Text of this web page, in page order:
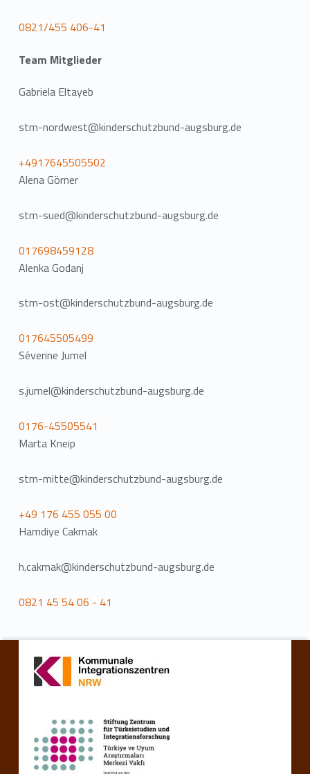
0821/455 406-41
Team Mitglieder
Gabriela Eltayeb
stm-nordwest@kinderschutzbund-augsburg.de
+4917645505502
Alena Görner
stm-sued@kinderschutzbund-augsburg.de
017698459128
Alenka Godanj
stm-ost@kinderschutzbund-augsburg.de
017645505499
Séverine Jumel
s.jumel@kinderschutzbund-augsburg.de
0176-45505541
Marta Kneip
stm-mitte@kinderschutzbund-augsburg.de
+49 176 455 055 00
Hamdiye Cakmak
h.cakmak@kinderschutzbund-augsburg.de
0821 45 54 06 - 41